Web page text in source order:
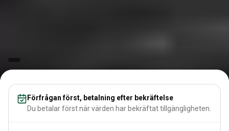
Förfrågan först, betalning efter bekräftelse
Du betalar först när värden har bekräftat tillgängligheten.